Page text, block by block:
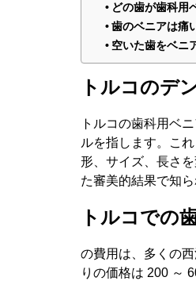
どの歯が歯科用
歯のベニアは痛
空いた歯をベニ
トルコのデ
トルコの歯科用ベ
ルを指します。こ
形、サイズ、長さ
た審美的結果で知
トルコでの
の費用は、多くの
りの価格は 200 ～